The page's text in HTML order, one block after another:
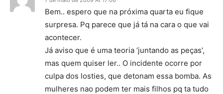
Bem.. espero que na próxima quarta eu fique
surpresa. Pq parece que já tá na cara o que vai
acontecer.
Já aviso que é uma teoria ‘juntando as peças’,
mas quem quiser ler.. O incidente ocorre por
culpa dos losties, que detonam essa bomba. As
mulheres nao podem ter mais filhos pq ta tudo